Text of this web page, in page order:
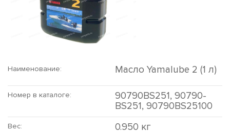
Наименование: Масло Yamalube 2 (1 л)
Номер в каталоге:
90790BS251, 90790-
BS251, 90790BS25100
Вес: 0.950 кг